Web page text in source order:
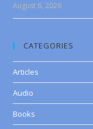
August 6, 2026
CATEGORIES
Articles
Audio
Books